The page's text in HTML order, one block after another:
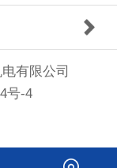
有限公司
号-4